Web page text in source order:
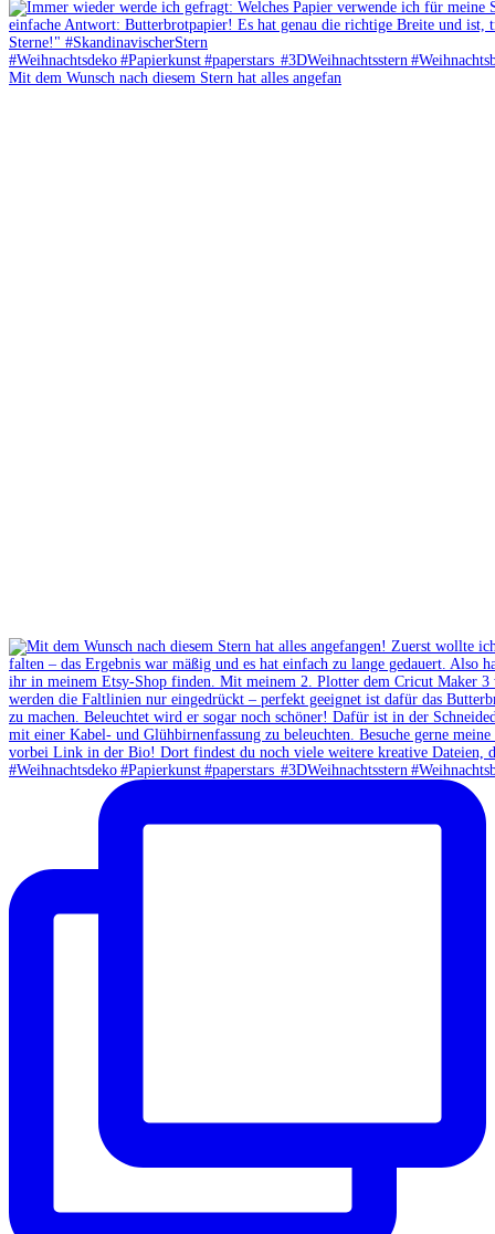
Mit dem Wunsch nach diesem Stern hat alles angefan